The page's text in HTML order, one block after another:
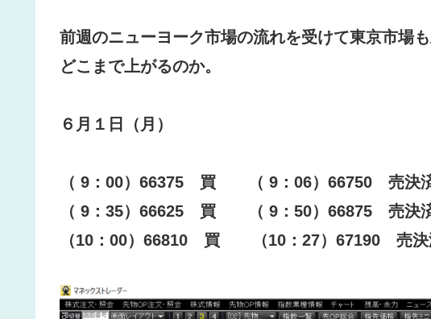
前週のニューヨーク市場の流れを受けて東京市場も
どこまで上がるのか。
６月１日（月）
（ 9：00）66375 買 （ 9：06）66750 売決
（ 9：35）66625 買 （ 9：50）66875 売決
（10：00）66810 買 （10：27）67190 売